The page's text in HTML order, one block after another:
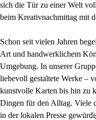
sich die Tür zu einer Welt
beim Kreativnachmittag mit
Schon seit vielen Jahren
Art und handwerklichem
Umgebung. In unserer
liebevoll gestaltete Werke –
kunstvolle Karten bis hin zu
Dingen für den Alltag. Viele
in der lokalen Presse